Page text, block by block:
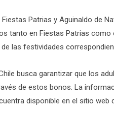
Fiestas Patrias y Aguinaldo de
tanto en Fiestas Patrias
las festividades
busca garantizar que los
de estos bonos. La
disponible en el sitio web